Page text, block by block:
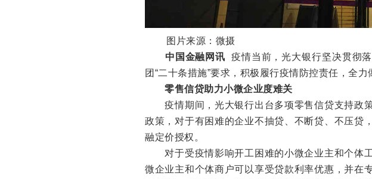
图片来源：微摄
中国金融网讯 疫情当前，光大银行坚决贯彻
团“二十条措施”要求，积极履行疫情防控责任，全力
零售信贷助力小微企业度难关
疫情期间，光大银行出台多项零售信贷支持政
政策，对于有困难的企业不抽贷、不断贷、不压贷
融定价授权。
对于受疫情影响开工困难的小微企业主和个体
微企业主和个体商户可以享受贷款利率优惠，并在